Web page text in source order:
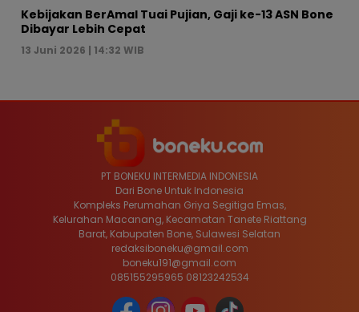
Kebijakan BerAmal Tuai Pujian, Gaji ke-13 ASN Bone
Dibayar Lebih Cepat
13 Juni 2026 | 14:32 WIB
PT BONEKU INTERMEDIA INDONESIA
Dari Bone Untuk Indonesia
Kompleks Perumahan Griya Segitiga Emas,
Kelurahan Macanang, Kecamatan Tanete Riattang
Barat, Kabupaten Bone, Sulawesi Selatan
redaksiboneku@gmail.com
boneku191@gmail.com
085155295965 08123242534